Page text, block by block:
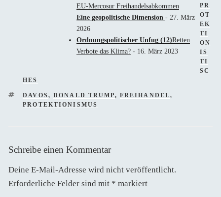
EU-Mercosur Freihandelsabkommen
Eine geopolitische Dimension - 27. März
2026
Ordnungspolitischer Unfug (12)Retten
Verbote das Klima? - 16. März 2023
PR
OT
EK
TI
ON
IS
TI
SC
HES
SCHLAGWÖRTER
DAVOS ,DONALD TRUMP, FREIHANDEL,
PROTEKTIONISMUS
Schreibe einen Kommentar
Deine E-Mail-Adresse wird nicht veröffentlicht.
Erforderliche Felder sind mit * markiert